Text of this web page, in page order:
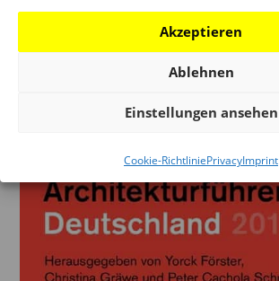
Akzeptieren
Ablehnen
Einstellungen ansehen
Cookie-RichtliniePrivacyImprint
28,–